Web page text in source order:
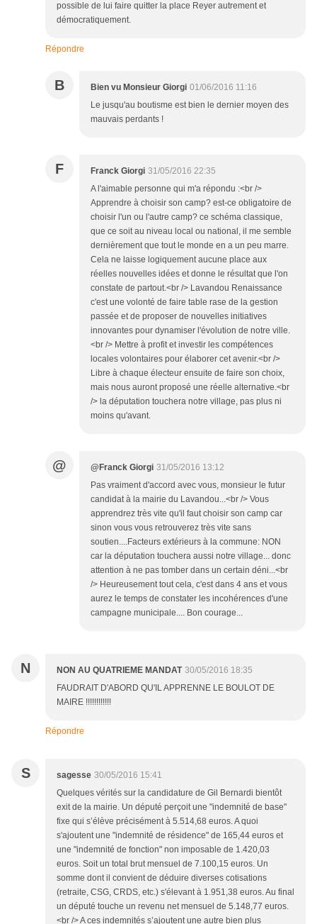
possible de lui faire quitter la place Reyer autrement et
démocratiquement.
Répondre
B Bien vu Monsieur Giorgi 01/06/2016 11:16
Le jusqu'au boutisme est bien le dernier moyen des
mauvais perdants !
F Franck Giorgi 31/05/2016 22:35
A l'aimable personne qui m'a répondu :<br />
Apprendre à choisir son camp? est-ce obligatoire de
choisir l'un ou l'autre camp? ce schéma classique,
que ce soit au niveau local ou national, il me semble
dernièrement que tout le monde en a un peu marre.
Cela ne laisse logiquement aucune place aux
réelles nouvelles idées et donne le résultat que l'on
constate de partout.<br /> Lavandou Renaissance
c'est une volonté de faire table rase de la gestion
passée et de proposer de nouvelles initiatives
innovantes pour dynamiser l'évolution de notre ville.
<br /> Mettre à profit et investir les compétences
locales volontaires pour élaborer cet avenir.<br />
Libre à chaque électeur ensuite de faire son choix,
mais nous auront proposé une réelle alternative.<br
/> la députation touchera notre village, pas plus ni
moins qu'avant.
@ @Franck Giorgi 31/05/2016 13:12
Pas vraiment d'accord avec vous, monsieur le futur
candidat à la mairie du Lavandou...<br /> Vous
apprendrez très vite qu'il faut choisir son camp car
sinon vous vous retrouverez très vite sans
soutien....Facteurs extérieurs à la commune: NON
car la députation touchera aussi notre village... donc
attention à ne pas tomber dans un certain déni...<br
/> Heureusement tout cela, c'est dans 4 ans et vous
aurez le temps de constater les incohérences d'une
campagne municipale.... Bon courage...
N NON AU QUATRIEME MANDAT 30/05/2016 18:35
FAUDRAIT D'ABORD QU'IL APPRENNE LE BOULOT DE
MAIRE !!!!!!!!!!!!
Répondre
S sagesse 30/05/2016 15:41
Quelques vérités sur la candidature de Gil Bernardi bientôt
exit de la mairie. Un député perçoit une "indemnité de base"
fixe qui s’élève précisément à 5.514,68 euros. A quoi
s'ajoutent une "indemnité de résidence" de 165,44 euros et
une "indemnité de fonction" non imposable de 1.420,03
euros. Soit un total brut mensuel de 7.100,15 euros. Un
somme dont il convient de déduire diverses cotisations
(retraite, CSG, CRDS, etc.) s'élevant à 1.951,38 euros. Au final
un député touche un revenu net mensuel de 5.148,77 euros.
<br /> A ces indemnités s’ajoutent une autre bien plus